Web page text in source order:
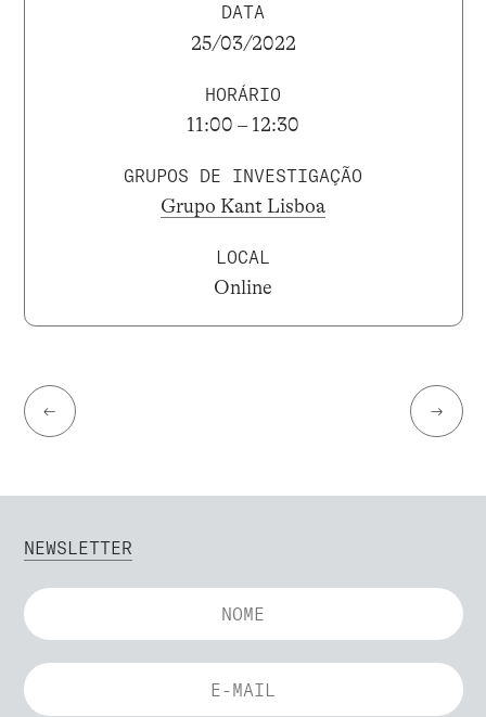
DATA
25/03/2022
HORÁRIO
11:00 – 12:30
GRUPOS DE INVESTIGAÇÃO
Grupo Kant Lisboa
LOCAL
Online
← →
NEWSLETTER